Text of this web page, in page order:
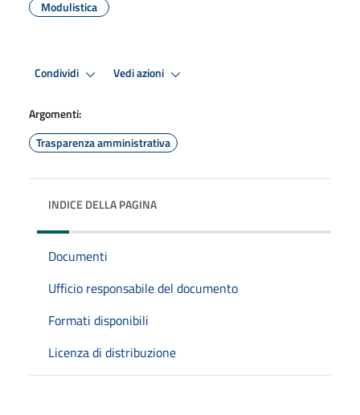
Modulistica
Condividi Vedi azioni
Argomenti:
Trasparenza amministrativa
INDICE DELLA PAGINA
Documenti
Ufficio responsabile del documento
Formati disponibili
Licenza di distribuzione